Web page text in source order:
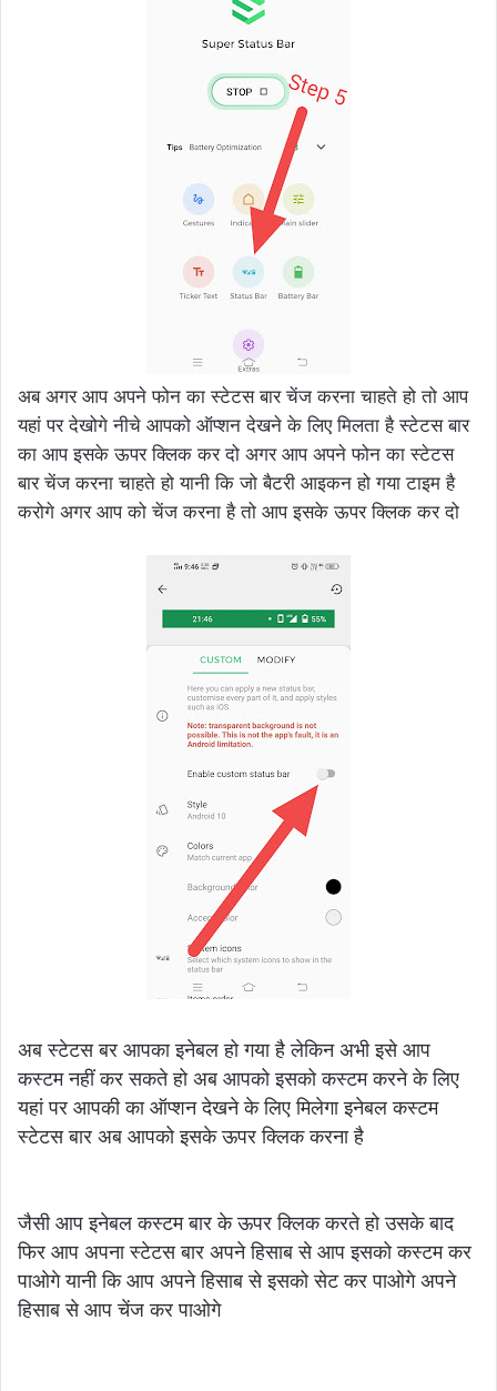
अब अगर आप अपने फोन का स्टेटस बार चेंज करना चाहते हो तो आप
यहां पर देखोगे नीचे आपको ऑप्शन देखने के लिए मिलता है स्टेटस बार
का आप इसके ऊपर क्लिक कर दो अगर आप अपने फोन का स्टेटस
बार चेंज करना चाहते हो यानी कि जो बैटरी आइकन हो गया टाइम है
करोगे अगर आप को चेंज करना है तो आप इसके ऊपर क्लिक कर दो
अब स्टेटस बर आपका इनेबल हो गया है लेकिन अभी इसे आप
कस्टम नहीं कर सकते हो अब आपको इसको कस्टम करने के लिए
यहां पर आपकी का ऑप्शन देखने के लिए मिलेगा इनेबल कस्टम
स्टेटस बार अब आपको इसके ऊपर क्लिक करना है
जैसी आप इनेबल कस्टम बार के ऊपर क्लिक करते हो उसके बाद
फिर आप अपना स्टेटस बार अपने हिसाब से आप इसको कस्टम कर
पाओगे यानी कि आप अपने हिसाब से इसको सेट कर पाओगे अपने
हिसाब से आप चेंज कर पाओगे